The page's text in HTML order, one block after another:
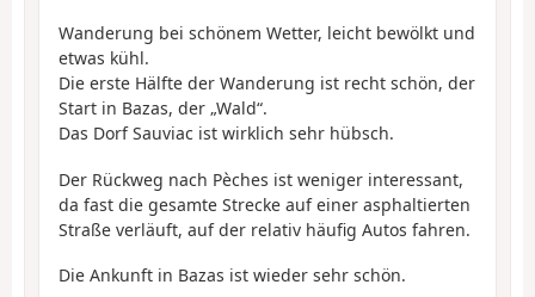
Wanderung bei schönem Wetter, leicht bewölkt und
etwas kühl.
Die erste Hälfte der Wanderung ist recht schön, der
Start in Bazas, der „Wald“.
Das Dorf Sauviac ist wirklich sehr hübsch.
Der Rückweg nach Pèches ist weniger interessant,
da fast die gesamte Strecke auf einer asphaltierten
Straße verläuft, auf der relativ häufig Autos fahren.
Die Ankunft in Bazas ist wieder sehr schön.